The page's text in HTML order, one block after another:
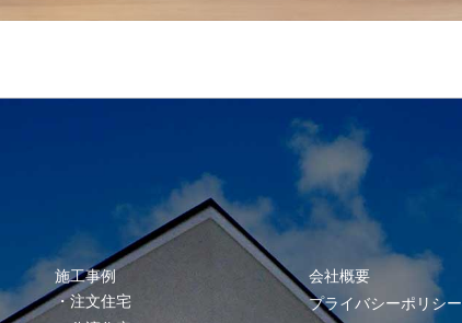
施工事例
注文住宅
会社概要
プライバシーポリシー